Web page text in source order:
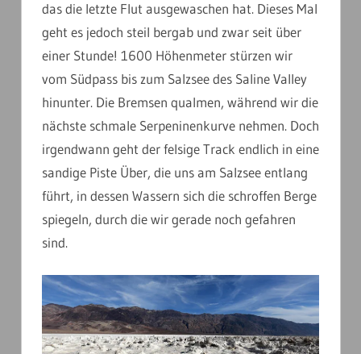
das die letzte Flut ausgewaschen hat. Dieses Mal
geht es jedoch steil bergab und zwar seit über
einer Stunde! 1600 Höhenmeter stürzen wir
vom Südpass bis zum Salzsee des Saline Valley
hinunter. Die Bremsen qualmen, während wir die
nächste schmale Serpeninenkurve nehmen. Doch
irgendwann geht der felsige Track endlich in eine
sandige Piste Über, die uns am Salzsee entlang
führt, in dessen Wassern sich die schroffen Berge
spiegeln, durch die wir gerade noch gefahren
sind.